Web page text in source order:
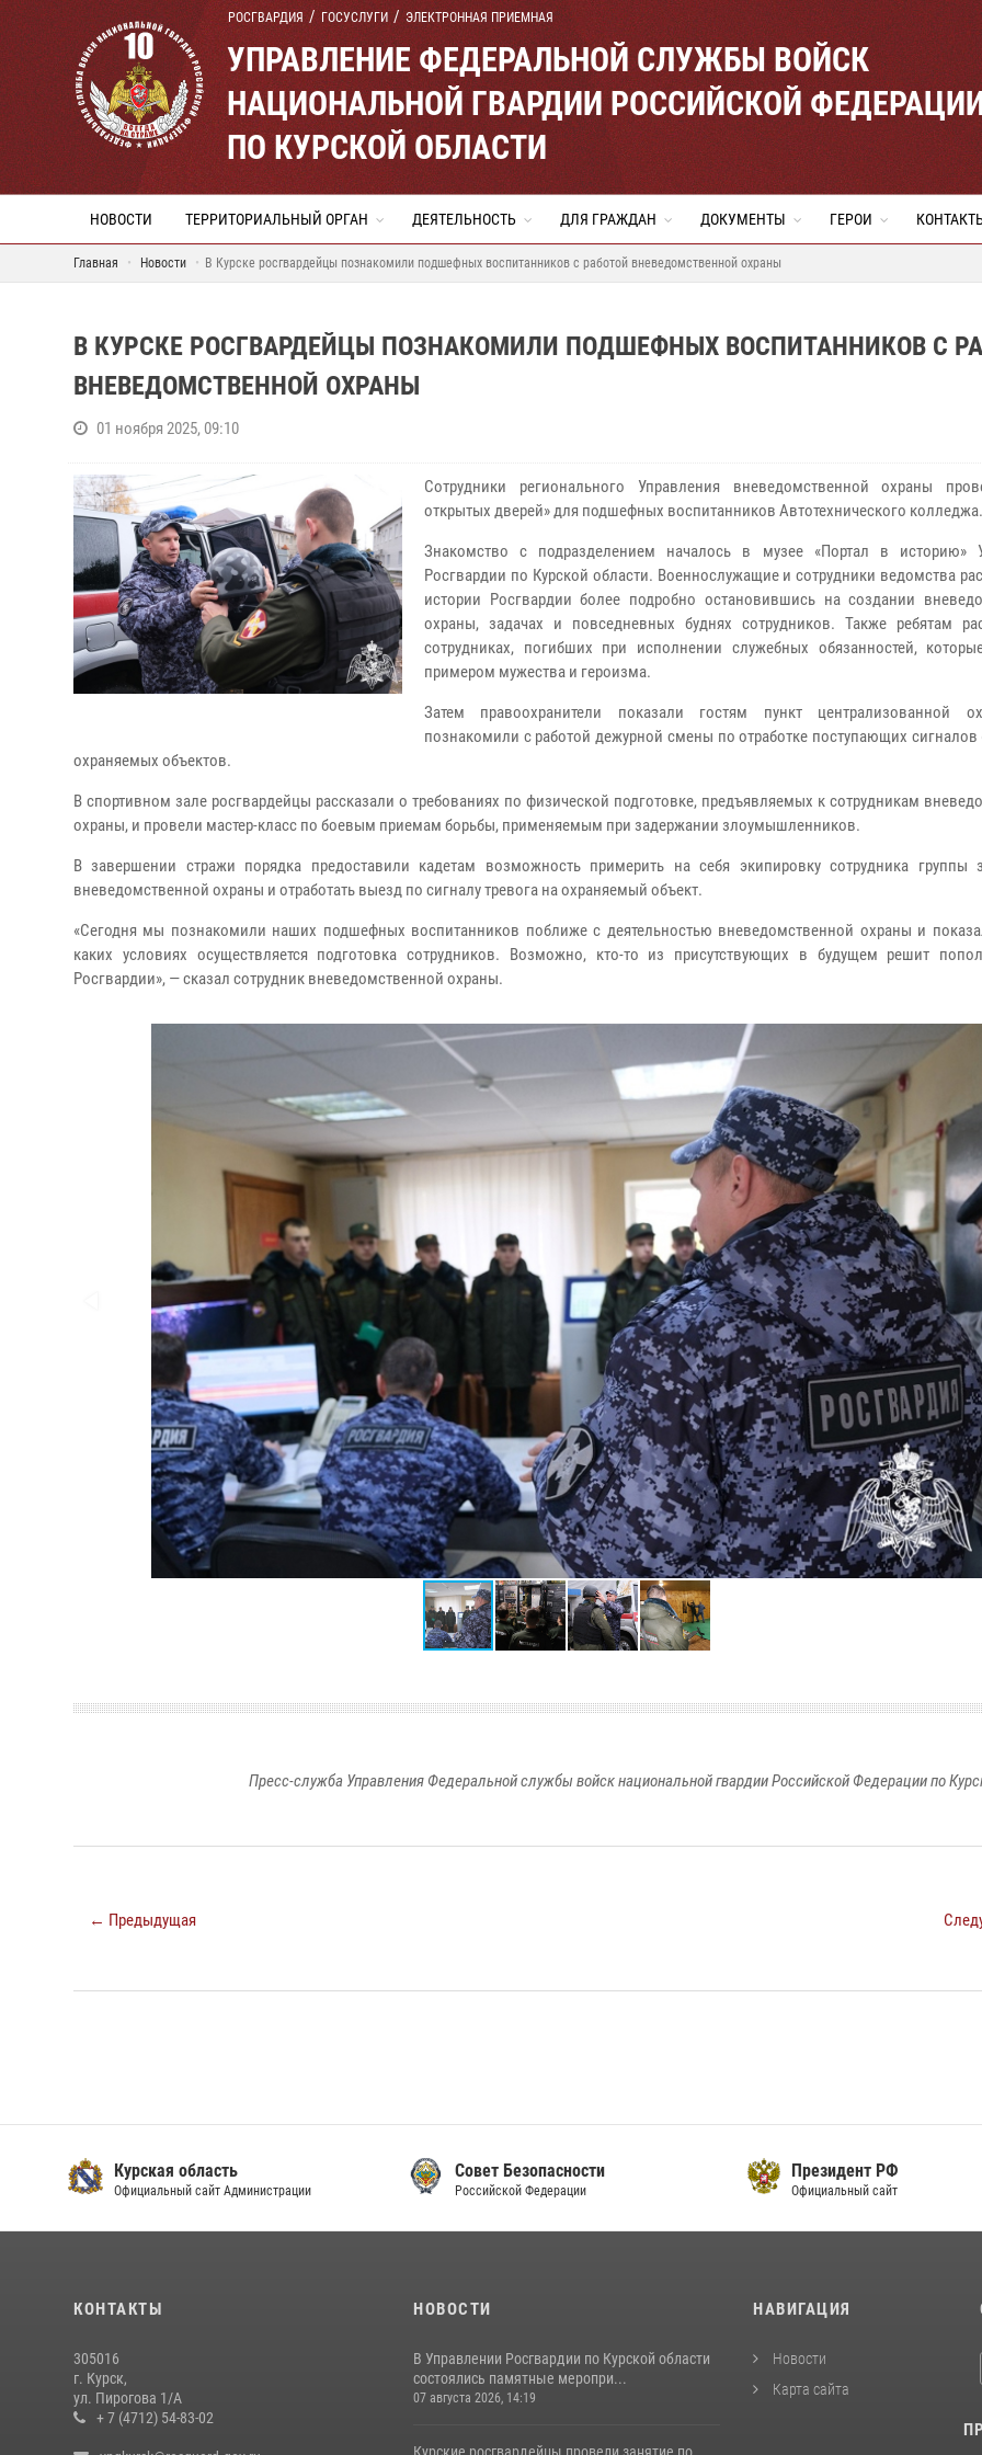
РОСГВАРДИЯ ГОСУСЛУГИ ЭЛЕКТРОННАЯ ПРИЕМНАЯ
УПРАВЛЕНИЕ ФЕДЕРАЛЬНОЙ СЛУЖБЫ ВОЙСК
НАЦИОНАЛЬНОЙ ГВАРДИИ РОССИЙСКОЙ
ПО КУРСКОЙ ОБЛАСТИ
НОВОСТИ ТЕРРИТОРИАЛЬНЫЙ ОРГАН ДЕЯТЕЛЬНОСТЬ ДЛЯ ГРАЖДАН ДОКУМЕНТЫ ГЕРОИ
Главная Новости В Курске росгвардейцы познакомили подшефных воспитанников с работой вневедомственной охраны
В КУРСКЕ РОСГВАРДЕЙЦЫ ПОЗНАКОМИЛИ ПОДШЕФНЫХ ВОСПИТАННИКОВ С
ВНЕВЕДОМСТВЕННОЙ ОХРАНЫ
01 ноября 2025, 09:10
Сотрудники регионального Управления вневедомственной охраны
открытых дверей» для подшефных воспитанников Автотехнического колледжа.
Знакомство с подразделением началось в музее «Портал в историю»
Росгвардии по Курской области. Военнослужащие и сотрудники ведомства
истории Росгвардии более подробно остановившись на создании
охраны, задачах и повседневных буднях сотрудников. Также ребятам
сотрудниках, погибших при исполнении служебных обязанностей,
примером мужества и героизма.
Затем правоохранители показали гостям пункт централизованной
познакомили с работой дежурной смены по отработке поступающих сигналов
охраняемых объектов.
В спортивном зале росгвардейцы рассказали о требованиях по физической подготовке, предъявляемых к сотрудникам
охраны, и провели мастер-класс по боевым приемам борьбы, применяемым при задержании злоумышленников.
В завершении стражи порядка предоставили кадетам возможность примерить на себя экипировку сотрудника группы
вневедомственной охраны и отработать выезд по сигналу тревога на охраняемый объект.
«Сегодня мы познакомили наших подшефных воспитанников поближе с деятельностью вневедомственной охраны и
каких условиях осуществляется подготовка сотрудников. Возможно, кто-то из присутствующих в будущем решит
Росгвардии», — сказал сотрудник вневедомственной охраны.
Пресс-служба Управления Федеральной службы войск национальной гвардии Российской Федерации по
← Предыдущая
Курская область
Официальный сайт Администрации
Совет Безопасности
Российской Федерации
Президент РФ
Официальный сайт
КОНТАКТЫ
305016
г. Курск,
ул. Пирогова 1/А
+ 7 (4712) 54-83-02
НОВОСТИ
В Управлении Росгвардии по Курской области
состоялись памятные меропри...
07 августа 2026, 14:19
НАВИГАЦИЯ
Новости
Карта сайта